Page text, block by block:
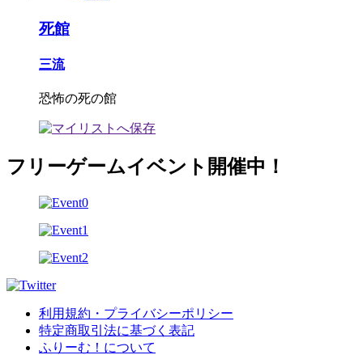
死館
三流
恐怖の死の館
フリーゲームイベント開催中！
利用規約・プライバシーポリシー
特定商取引法に基づく表記
ふりーむ！について